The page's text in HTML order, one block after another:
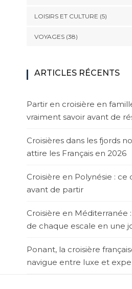
LOISIRS ET CULTURE (5)
VOYAGES(38)
ARTICLES RÉCENTS
Partir en croisière en
vraiment savoir avant de
Croisières dans les fjords
attire les Français en 2026
Croisière en Polynésie : ce
avant de partir
Croisière en Méditerranée
de chaque escale en une
Ponant, la croisière
navigue entre luxe et